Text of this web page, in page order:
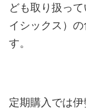
ども取り扱っ
イシックス）
す。
定期購入では